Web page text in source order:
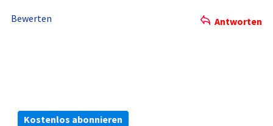
Bewerten Antworten
Kostenlos abonnieren